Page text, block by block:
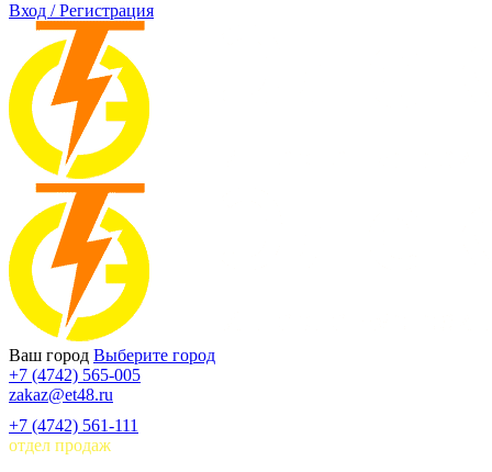
Вход / Регистрация
Ваш город Выберите город
+7 (4742) 565-005
zakaz@et48.ru
+7 (4742) 561-111
отдел продаж